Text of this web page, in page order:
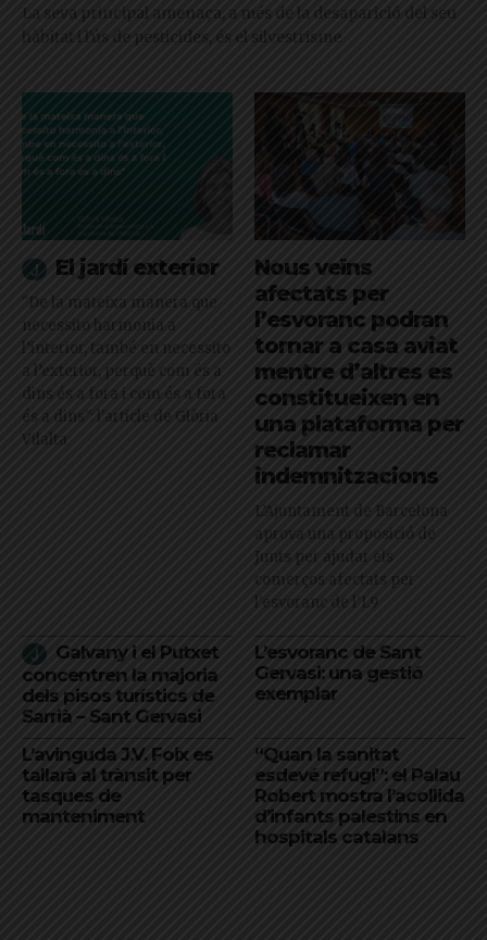
La seva principal amenaça, a més de la desaparició del seu
hàbitat i l'ús de pesticides, és el silvestrisme
El jardí exterior
"De la mateixa manera que
necessito harmonia a
l’interior, també en necessito
a l’exterior, perquè com és a
dins és a fora i com és a fora
és a dins": l'article de Glòria
Vilalta
Nous veïns
afectats per
l’esvoranc podran
tornar a casa aviat
mentre d’altres es
constitueixen en
una plataforma per
reclamar
indemnitzacions
L’Ajuntament de Barcelona
aprova una proposició de
Junts per ajudar els
comerços afectats per
l'esvoranc de l'L9
Galvany i el Putxet
concentren la majoria
dels pisos turístics de
Sarrià – Sant Gervasi
L’esvoranc de Sant
Gervasi: una gestió
exemplar
L’avinguda J.V. Foix es
tallarà al trànsit per
tasques de
manteniment
“Quan la sanitat
esdevé refugi”: el Palau
Robert mostra l’acollida
d’infants palestins en
hospitals catalans